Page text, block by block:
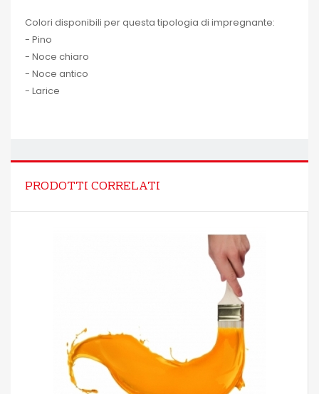
Colori disponibili per questa tipologia di impregnante:
- Pino
- Noce chiaro
- Noce antico
- Larice
PRODOTTI CORRELATI